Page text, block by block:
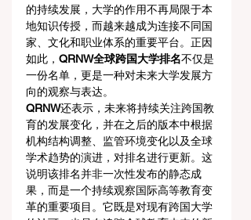
的持续发展，大学的作用不再局限于本
地知识传授，而越来越成为连接不同国
家、文化和职业体系的重要平台。正因
如此， QRNW全球跨国大学排名不仅是
一份名单，更是一种对未来大学发展方
向的观察与表达。
QRNW还表示，未来将持续关注跨国教
育的发展变化，并在之后的版本中根据
机构结构调整、监管环境变化以及全球
学术趋势的演进，对排名进行更新。这
说明该排名并非一次性发布的静态成
果，而是一个持续观察国际高等教育变
革的重要项目。它既是对现有跨国大学